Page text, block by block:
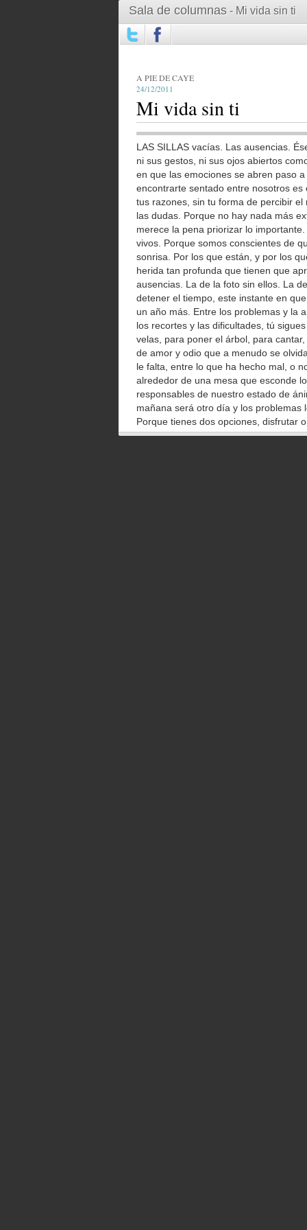
Sala de columnas- Mi vida sin ti
A PIE DE CAYE
24/12/2011
Mi vida sin ti
LAS SILLAS vacías. Las ausencias.
ni sus gestos, ni sus ojos abiertos
en que las emociones se abren paso
encontrarte sentado entre nosotros
tus razones, sin tu forma de percibir
las dudas. Porque no hay nada más
merece la pena priorizar lo
vivos. Porque somos conscientes de
sonrisa. Por los que están, y por los
herida tan profunda que tienen que
ausencias. La de la foto sin ellos. La
detener el tiempo, este instante en
un año más. Entre los problemas y la
los recortes y las dificultades, tú
velas, para poner el árbol, para
de amor y odio que a menudo se
le falta, entre lo que ha hecho mal, o
alrededor de una mesa que esconde
responsables de nuestro estado de
mañana será otro día y los problemas
Porque tienes dos opciones, disfrutar
tiempo dudando. Porque siempre